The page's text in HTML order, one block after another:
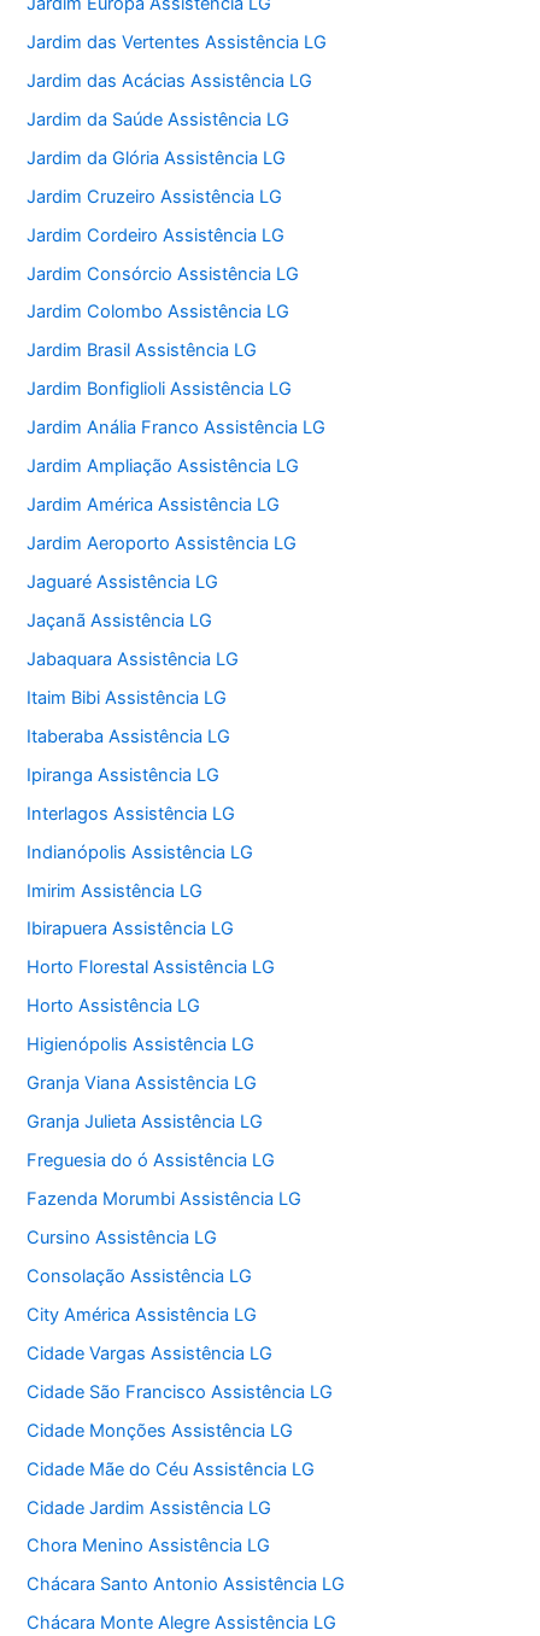
Jardim das Vertentes Assistência LG
Jardim das Acácias Assistência LG
Jardim da Saúde Assistência LG
Jardim da Glória Assistência LG
Jardim Cruzeiro Assistência LG
Jardim Cordeiro Assistência LG
Jardim Consórcio Assistência LG
Jardim Colombo Assistência LG
Jardim Brasil Assistência LG
Jardim Bonfiglioli Assistência LG
Jardim Anália Franco Assistência LG
Jardim Ampliação Assistência LG
Jardim América Assistência LG
Jardim Aeroporto Assistência LG
Jaguaré Assistência LG
Jaçanã Assistência LG
Jabaquara Assistência LG
Itaim Bibi Assistência LG
Itaberaba Assistência LG
Ipiranga Assistência LG
Interlagos Assistência LG
Indianópolis Assistência LG
Imirim Assistência LG
Ibirapuera Assistência LG
Horto Florestal Assistência LG
Horto Assistência LG
Higienópolis Assistência LG
Granja Viana Assistência LG
Granja Julieta Assistência LG
Freguesia do ó Assistência LG
Fazenda Morumbi Assistência LG
Cursino Assistência LG
Consolação Assistência LG
City América Assistência LG
Cidade Vargas Assistência LG
Cidade São Francisco Assistência LG
Cidade Monções Assistência LG
Cidade Mãe do Céu Assistência LG
Cidade Jardim Assistência LG
Chora Menino Assistência LG
Chácara Santo Antonio Assistência LG
Chácara Monte Alegre Assistência LG